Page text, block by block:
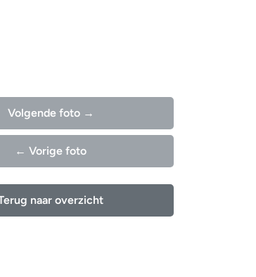
Volgende foto →
← Vorige foto
naar overzicht